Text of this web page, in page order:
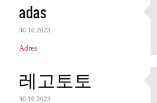
adas
30.10.2023
Adres
레고토토
30.10.2023